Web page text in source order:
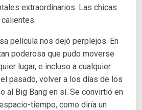
extraordinarios. Las chicas
película nos dejó perplejos. En
poderosa que pudo moverse
lugar, e incluso a cualquier
pasado, volver a los días de los
al Big Bang en sí. Se convirtió en
tiempo, como diría un